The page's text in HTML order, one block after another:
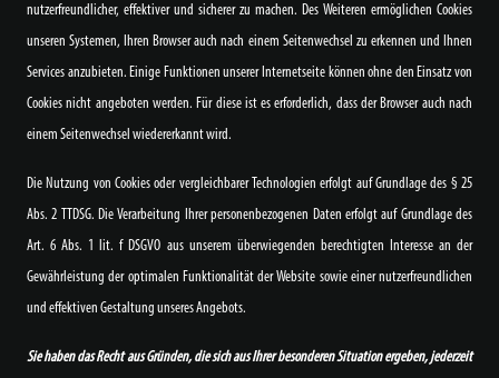
nutzerfreundlicher, effektiver und sicherer zu machen. Des Weiteren ermöglichen Cookies
unseren Systemen, Ihren Browser auch nach einem Seitenwechsel zu erkennen und Ihnen
Services anzubieten. Einige Funktionen unserer Internetseite können ohne den Einsatz von
Cookies nicht angeboten werden. Für diese ist es erforderlich, dass der Browser auch nach
einem Seitenwechsel wiedererkannt wird.
Die Nutzung von Cookies oder vergleichbarer Technologien erfolgt auf Grundlage des § 25
Abs. 2 TTDSG. Die Verarbeitung Ihrer personenbezogenen Daten erfolgt auf Grundlage des
Art. 6 Abs. 1 lit. f DSGVO aus unserem überwiegenden berechtigten Interesse an der
Gewährleistung der optimalen Funktionalität der Website sowie einer nutzerfreundlichen
und effektiven Gestaltung unseres Angebots.
Sie haben das Recht aus Gründen, die sich aus Ihrer besonderen Situation ergeben, jederzeit